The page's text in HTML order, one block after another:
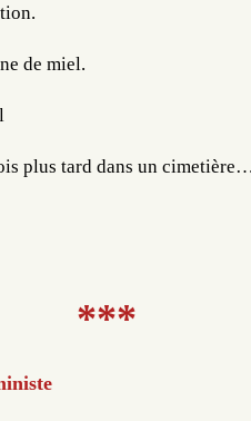
de miel.
plus tard dans un
***